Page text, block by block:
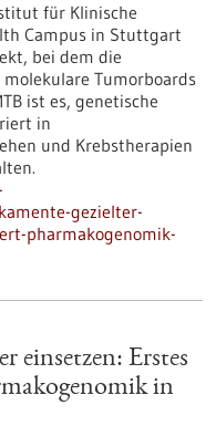
für Klinische
Campus in Stuttgart
bei dem die
Tumorboards
ist es, genetische
in
und Krebstherapien
gezielter-
pharmakogenomik-
einsetzen: Erstes
in